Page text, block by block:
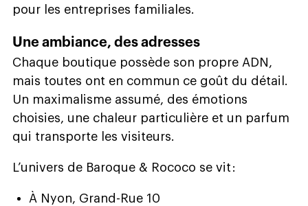
pour les entreprises familiales.
Une ambiance, des adresses
Chaque boutique possède son propre ADN,
mais toutes ont en commun ce goût du détail.
Un maximalisme assumé, des émotions
choisies, une chaleur particulière et un parfum
qui transporte les visiteurs.
L’univers de Baroque & Rococo se vit :
À Nyon, Grand-Rue 10